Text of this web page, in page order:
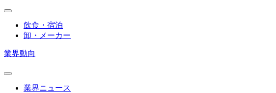
飲食・宿泊
卸・メーカー
業界動向
業界ニュース